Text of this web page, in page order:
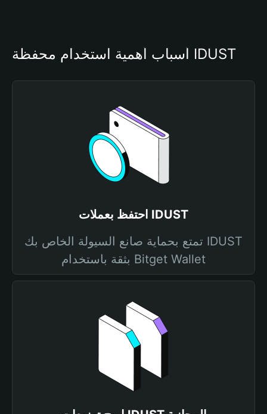
أسباب أهمية استخدام محفظة IDUST
احتفظ بعملات IDUST
تمتع بحماية صانع السيولة الخاص بك IDUST
بثقة باستخدام Bitget Wallet